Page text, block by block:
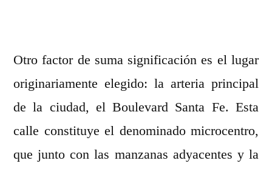
Otro factor de suma significación es el lugar
originariamente elegido: la arteria principal
de la ciudad, el Boulevard Santa Fe. Esta
calle constituye el denominado microcentro,
que junto con las manzanas adyacentes y la